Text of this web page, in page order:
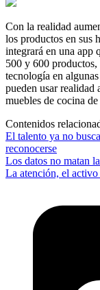
Con la realidad
los productos en sus
integrará en una app
500 y 600 productos,
tecnología en
pueden usar realidad
muebles de cocina
Contenidos
El talento ya no
reconocerse
Los datos no matan
La atención, el